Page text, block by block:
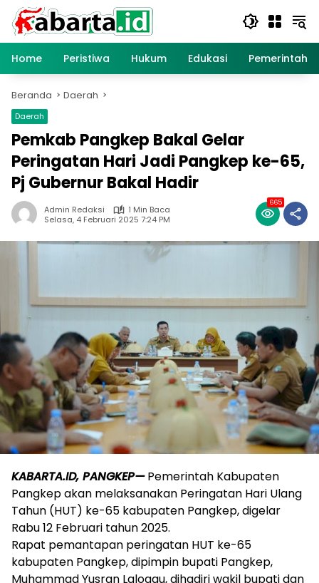
Langsung
konten
Home
Peristiwa Hukum Edukasi
Beranda Daerah
Daerah
Pemkab Pangkep Bakal Gelar
Peringatan Hari Jadi Pangkep ke-65,
Pj Gubernur Bakal Hadir
Admin Redaksi
1 Min Baca
Selasa, 4 Februari 2025 7:24 PM
665
KABARTA.ID, PANGKEP—Pemerintah Kabupaten
Pangkep akan melaksanakan Peringatan Hari Ulang
Tahun (HUT) ke-65 kabupaten Pangkep, digelar
Rabu 12 Februari tahun 2025.
Rapat pemantapan peringatan HUT ke-65
kabupaten Pangkep, dipimpin bupati Pangkep,
Muhammad Yusran Lalogau, dihadiri wakil bupati dan